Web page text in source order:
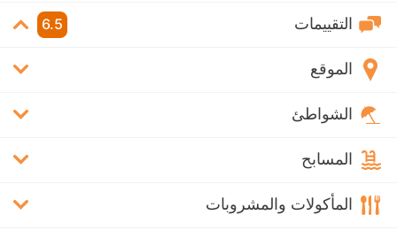
التقييمات 6.5
الموقع
الشواطئ
المسابح
المأكولات والمشروبات